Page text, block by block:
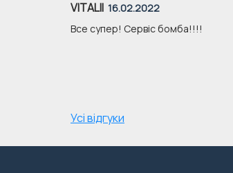
VITALII 16.02.2022
Все супер! Сервіс бомба!!!!
Усі відгуки